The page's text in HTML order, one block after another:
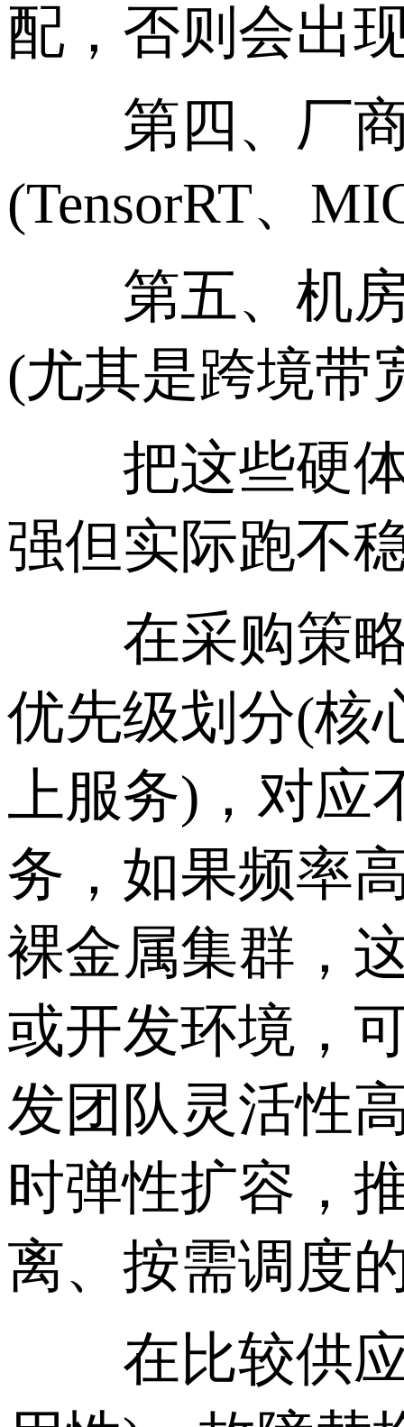
配，否则会出
第四、厂商
(TensorRT、
第五、机房
(尤其是跨境带
把这些硬体
强但实际跑不
在采购策略
优先级划分(核
上服务)，对应
务，如果频率
裸金属集群，
或开发环境，
发团队灵活性
时弹性扩容，
离、按需调度
在比较供应